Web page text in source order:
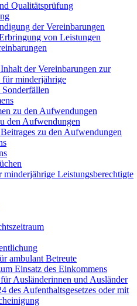
Qualitätsprüfung
der Vereinbarungen
von Leistungen
der Vereinbarungen zur
minderjährige
zu den Aufwendungen
den Aufwendungen
zu den Aufwendungen
minderjährige Leistungsberechtigte
ambulant Betreute
Einsatz des Einkommens
Ausländerinnen und Ausländer
des Aufenthaltsgesetzes oder mit